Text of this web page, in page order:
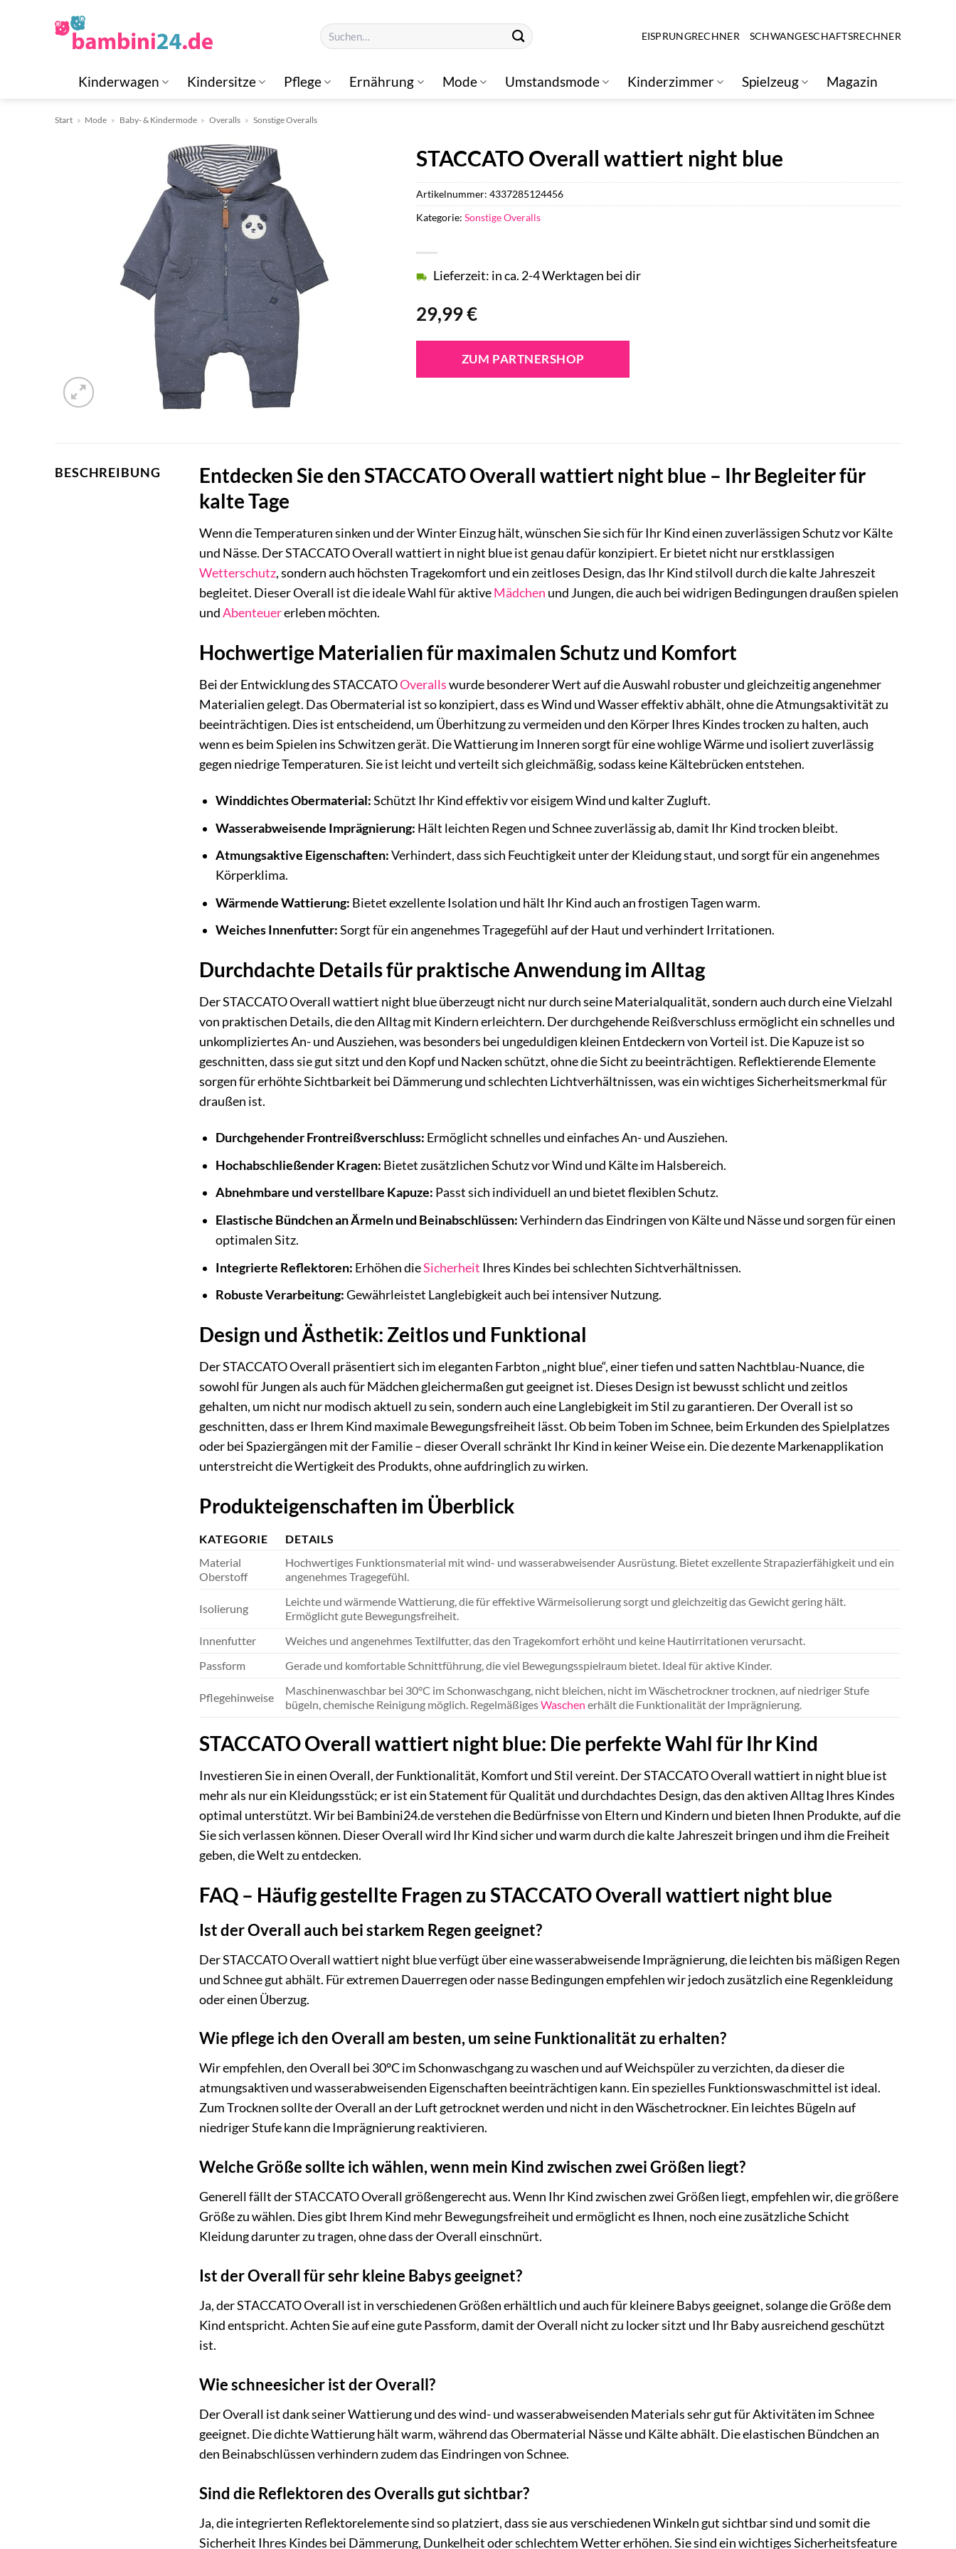
Suchen
nach:
EISPRUNGRECHNER SCHWANGESCHAFTSRECHNER
Kinderwagen Kindersitze Pflege Ernährung Mode Umstandsmode Kinderzimmer Spielzeug Magazin
Start » Mode » Baby- & Kindermode » Overalls » Sonstige Overalls
STACCATO Overall wattiert night blue
29,99€
Lieferzeit: in ca. 2-4 Werktagen bei dir
ZUM PARTNERSHOP
Artikelnummer:4337285124456
Kategorie:Sonstige Overalls
BESCHREIBUNG
Entdecken Sie den STACCATO Overall wattiert night blue – Ihr Begleiter für
kalte Tage
Wenn die Temperaturen sinken und der Winter Einzug hält, wünschen Sie sich für Ihr Kind einen zuverlässigen Schutz vor Kälte
und Nässe. Der STACCATO Overall wattiert in night blue ist genau dafür konzipiert. Er bietet nicht nur erstklassigen
Wetterschutz, sondern auch höchsten Tragekomfort und ein zeitloses Design, das Ihr Kind stilvoll durch die kalte Jahreszeit
begleitet. Dieser Overall ist die ideale Wahl für aktiveMädchen und Jungen, die auch bei widrigen Bedingungen draußen spielen
undAbenteuererleben möchten.
Hochwertige Materialien für maximalen Schutz und Komfort
Bei der Entwicklung des STACCATOOverallswurde besonderer Wert auf die Auswahl robuster und gleichzeitig angenehmer
Materialien gelegt. Das Obermaterial ist so konzipiert, dass es Wind und Wasser effektiv abhält, ohne die Atmungsaktivität zu
beeinträchtigen. Dies ist entscheidend, um Überhitzung zu vermeiden und den Körper Ihres Kindes trocken zu halten, auch
wenn es beim Spielen ins Schwitzen gerät. Die Wattierung im Inneren sorgt für eine wohlige Wärme und isoliert zuverlässig
gegen niedrige Temperaturen. Sie ist leicht und verteilt sich gleichmäßig, sodass keine Kältebrücken entstehen.
Winddichtes Obermaterial:Schützt Ihr Kind effektiv vor eisigem Wind und kalter Zugluft.
Wasserabweisende Imprägnierung: Hält leichten Regen und Schnee zuverlässig ab, damit Ihr Kind trocken bleibt.
Atmungsaktive Eigenschaften:Verhindert, dass sich Feuchtigkeit unter der Kleidung staut, und sorgt für ein angenehmes
Körperklima.
Wärmende Wattierung: Bietet exzellente Isolation und hält Ihr Kind auch an frostigen Tagen warm.
Weiches Innenfutter:Sorgt für ein angenehmes Tragegefühl auf der Haut und verhindert Irritationen.
Durchdachte Details für praktische Anwendung im Alltag
Der STACCATO Overall wattiert night blue überzeugt nicht nur durch seine Materialqualität, sondern auch durch eine Vielzahl
von praktischen Details, die den Alltag mit Kindern erleichtern. Der durchgehende Reißverschluss ermöglicht ein schnelles und
unkompliziertes An- und Ausziehen, was besonders bei ungeduldigen kleinen Entdeckern von Vorteil ist. Die Kapuze ist so
geschnitten, dass sie gut sitzt und den Kopf und Nacken schützt, ohne die Sicht zu beeinträchtigen. Reflektierende Elemente
sorgen für erhöhte Sichtbarkeit bei Dämmerung und schlechten Lichtverhältnissen, was ein wichtiges Sicherheitsmerkmal für
draußen ist.
Durchgehender Frontreißverschluss: Ermöglicht schnelles und einfaches An- und Ausziehen.
Hochabschließender Kragen: Bietet zusätzlichen Schutz vor Wind und Kälte im Halsbereich.
Abnehmbare und verstellbare Kapuze: Passt sich individuell an und bietet flexiblen Schutz.
Elastische Bündchen an Ärmeln und Beinabschlüssen:Verhindern das Eindringen von Kälte und Nässe und sorgen für einen
optimalen Sitz.
Integrierte Reflektoren: Erhöhen dieSicherheit Ihres Kindes bei schlechten Sichtverhältnissen.
Robuste Verarbeitung:Gewährleistet Langlebigkeit auch bei intensiver Nutzung.
Design und Ästhetik: Zeitlos und Funktional
Der STACCATO Overall präsentiert sich im eleganten Farbton „night blue“, einer tiefen und satten Nachtblau-Nuance, die
sowohl für Jungen als auch für Mädchen gleichermaßen gut geeignet ist. Dieses Design ist bewusst schlicht und zeitlos
gehalten, um nicht nur modisch aktuell zu sein, sondern auch eine Langlebigkeit im Stil zu garantieren. Der Overall ist so
geschnitten, dass er Ihrem Kind maximale Bewegungsfreiheit lässt. Ob beim Toben im Schnee, beim Erkunden des Spielplatzes
oder bei Spaziergängen mit der Familie – dieser Overall schränkt Ihr Kind in keiner Weise ein. Die dezente Markenapplikation
unterstreicht die Wertigkeit des Produkts, ohne aufdringlich zu wirken.
Produkteigenschaften im Überblick
KATEGORIE
DETAILS
Material
Oberstoff
Hochwertiges Funktionsmaterial mit wind- und wasserabweisender Ausrüstung. Bietet exzellente Strapazierfähigkeit und ein
angenehmes Tragegefühl.
Isolierung
Leichte und wärmende Wattierung, die für effektive Wärmeisolierung sorgt und gleichzeitig das Gewicht gering hält.
Ermöglicht gute Bewegungsfreiheit.
Innenfutter
Weiches und angenehmes Textilfutter, das den Tragekomfort erhöht und keine Hautirritationen verursacht.
Passform
Gerade und komfortable Schnittführung, die viel Bewegungsspielraum bietet. Ideal für aktive Kinder.
Pflegehinweise
Maschinenwaschbar bei 30°C im Schonwaschgang, nicht bleichen, nicht im Wäschetrockner trocknen, auf niedriger Stufe
bügeln, chemische Reinigung möglich. RegelmäßigesWaschen erhält die Funktionalität der Imprägnierung.
STACCATO Overall wattiert night blue: Die perfekte Wahl für Ihr Kind
Investieren Sie in einen Overall, der Funktionalität, Komfort und Stil vereint. Der STACCATO Overall wattiert in night blue ist
mehr als nur ein Kleidungsstück; er ist ein Statement für Qualität und durchdachtes Design, das den aktiven Alltag Ihres Kindes
optimal unterstützt. Wir bei Bambini24.de verstehen die Bedürfnisse von Eltern und Kindern und bieten Ihnen Produkte, auf die
Sie sich verlassen können. Dieser Overall wird Ihr Kind sicher und warm durch die kalte Jahreszeit bringen und ihm die Freiheit
geben, die Welt zu entdecken.
FAQ – Häufig gestellte Fragen zu STACCATO Overall wattiert night blue
Ist der Overall auch bei starkem Regen geeignet?
Der STACCATO Overall wattiert night blue verfügt über eine wasserabweisende Imprägnierung, die leichten bis mäßigen Regen
und Schnee gut abhält. Für extremen Dauerregen oder nasse Bedingungen empfehlen wir jedoch zusätzlich eine Regenkleidung
oder einen Überzug.
Wie pflege ich den Overall am besten, um seine Funktionalität zu erhalten?
Wir empfehlen, den Overall bei 30°C im Schonwaschgang zu waschen und auf Weichspüler zu verzichten, da dieser die
atmungsaktiven und wasserabweisenden Eigenschaften beeinträchtigen kann. Ein spezielles Funktionswaschmittel ist ideal.
Zum Trocknen sollte der Overall an der Luft getrocknet werden und nicht in den Wäschetrockner. Ein leichtes Bügeln auf
niedriger Stufe kann die Imprägnierung reaktivieren.
Welche Größe sollte ich wählen, wenn mein Kind zwischen zwei Größen liegt?
Generell fällt der STACCATO Overall größengerecht aus. Wenn Ihr Kind zwischen zwei Größen liegt, empfehlen wir, die größere
Größe zu wählen. Dies gibt Ihrem Kind mehr Bewegungsfreiheit und ermöglicht es Ihnen, noch eine zusätzliche Schicht
Kleidung darunter zu tragen, ohne dass der Overall einschnürt.
Ist der Overall für sehr kleine Babys geeignet?
Ja, der STACCATO Overall ist in verschiedenen Größen erhältlich und auch für kleinere Babys geeignet, solange die Größe dem
Kind entspricht. Achten Sie auf eine gute Passform, damit der Overall nicht zu locker sitzt und Ihr Baby ausreichend geschützt
ist.
Wie schneesicher ist der Overall?
Der Overall ist dank seiner Wattierung und des wind- und wasserabweisenden Materials sehr gut für Aktivitäten im Schnee
geeignet. Die dichte Wattierung hält warm, während das Obermaterial Nässe und Kälte abhält. Die elastischen Bündchen an
den Beinabschlüssen verhindern zudem das Eindringen von Schnee.
Sind die Reflektoren des Overalls gut sichtbar?
Ja, die integrierten Reflektorelemente sind so platziert, dass sie aus verschiedenen Winkeln gut sichtbar sind und somit die
Sicherheit Ihres Kindes bei Dämmerung, Dunkelheit oder schlechtem Wetter erhöhen. Sie sind ein wichtiges Sicherheitsfeature